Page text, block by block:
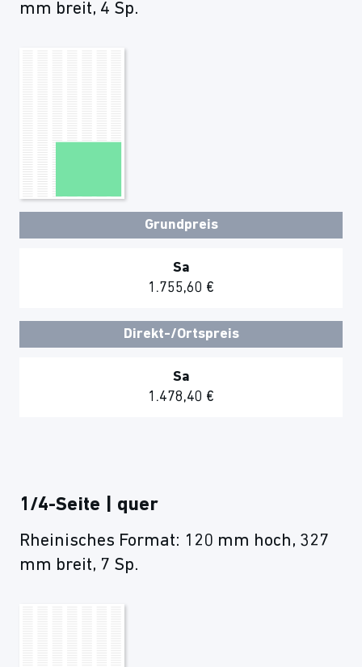
mm breit, 4 Sp.
Grundpreis
Sa
1.755,60 €
Direkt-/Ortspreis
Sa
1.478,40 €
1/4-Seite | quer
Rheinisches Format: 120 mm hoch, 327
mm breit, 7 Sp.